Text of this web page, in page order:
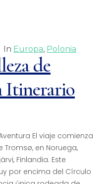
In Europa, Polonia
de
Itinerario
El viaje comienza
en Noruega,
Finlandia. Este
por encima del Círculo